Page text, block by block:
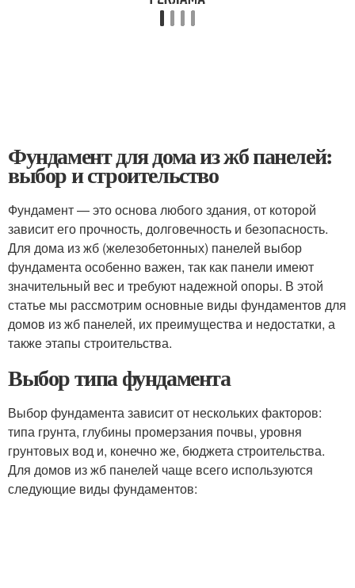
Фундамент для дома из жб панелей:
выбор и строительство
Фундамент — это основа любого здания, от которой
зависит его прочность, долговечность и безопасность.
Для дома из жб (железобетонных) панелей выбор
фундамента особенно важен, так как панели имеют
значительный вес и требуют надежной опоры. В этой
статье мы рассмотрим основные виды фундаментов для
домов из жб панелей, их преимущества и недостатки, а
также этапы строительства.
Выбор типа фундамента
Выбор фундамента зависит от нескольких факторов:
типа грунта, глубины промерзания почвы, уровня
грунтовых вод и, конечно же, бюджета строительства.
Для домов из жб панелей чаще всего используются
следующие виды фундаментов: